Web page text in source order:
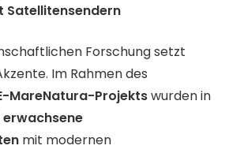
Satellitensendern
Forschung setzt
Im Rahmen des
MareNatura-Projektswurden in
erwachsene
mit modernen